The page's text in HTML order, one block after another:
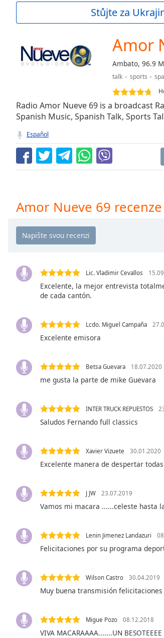
Current
Loaded
0.00%
Seek to
currently
LIVE
Remaining
Rate
Chapters
Chapters
Descriptions
descriptions
Subtitles
settings
opens
subtitles
dialog
subtitles
Audio
in-
Picture
Beginning
window.
Escape
Stůjte za
Amor
Ambato, 96.9
talk sports
Radio Amor Nueve 69 is a broadcast
Spanish Music, Spanish Talk, Sports
Español
Amor Nueve 69 recenze
Lic. Vladimir Cevallos
Excelente, la mejor entrevista
de cada cantón.
Lcdo. Miguel Campaña
Excelente emisora
Betsa Guevara 18.07.2020
me gusta la parte de mike Guevara
INTER TRUCK REPUESTOS
Saludos Fernando full classics
Xavier Vizuete 30.01.2020
Excelente manera de despertar
J JW 23.07.2019
Vamos mi macara ......celeste hasta
Lenin Jimenez Landazuri
Felicitaciones por su programa
Wilson Castro 30.04.2019
Muy buena transmisión
Migue Pozo 08.12.2018
VIVA MACARAAAA.......UN